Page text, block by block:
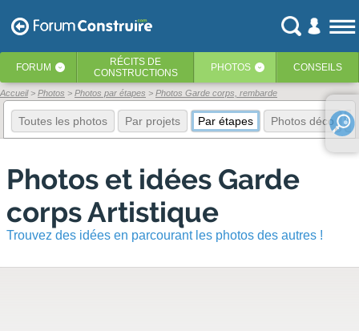
FORUM ‹ RÉCITS DE
CONSTRUCTIONS
PHOTOS ‹ CONSEILS
Accueil Photos Photos par étapes Photos Garde corps, rembarde
Toutes les photos Par projets Par étapes Photos déco
Photos et idées Garde
corps Artistique
Trouvez des idées en parcourant les photos des autres !